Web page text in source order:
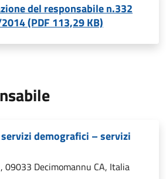
del responsabile n.332
(PDF 113,29 KB)
demografici – servizi
09033 Decimomannu CA, Italia